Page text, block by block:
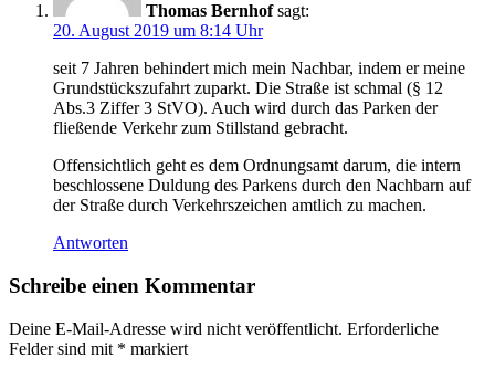
Thomas Bernhof sagt:
20. August 2019 um 8:14 Uhr
seit 7 Jahren behindert mich mein Nachbar, indem er meine
Grundstückszufahrt zuparkt. Die Straße ist schmal (§ 12
Abs.3 Ziffer 3 StVO). Auch wird durch das Parken der
fließende Verkehr zum Stillstand gebracht.
Offensichtlich geht es dem Ordnungsamt darum, die intern
beschlossene Duldung des Parkens durch den Nachbarn auf
der Straße durch Verkehrszeichen amtlich zu machen.
Antworten
Schreibe einen Kommentar
Deine E-Mail-Adresse wird nicht veröffentlicht. Erforderliche
Felder sind mit * markiert